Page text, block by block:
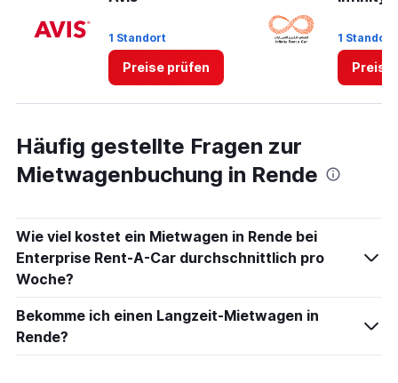
to
1 Standort
Preise prüfen
1 Standort
Preise
Häufig gestellte Fragen zur
Mietwagenbuchung in Rende
Wie viel kostet ein Mietwagen in Rende bei
Enterprise Rent-A-Car durchschnittlich pro
Woche?
Bekomme ich einen Langzeit-Mietwagen in
Rende?